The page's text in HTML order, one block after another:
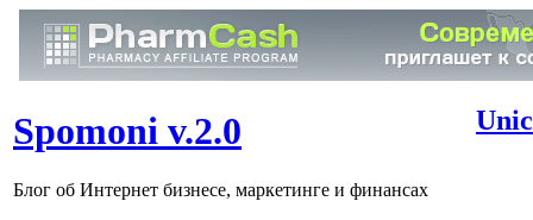
Spomoni v.2.0
Блог об Интернет бизнесе, маркетинге и финансах